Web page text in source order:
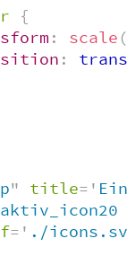
{
: scale (
:
" title= '
= ' ./